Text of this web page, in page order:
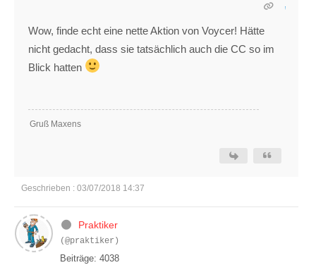
Wow, finde echt eine nette Aktion von Voycer! Hätte
nicht gedacht, dass sie tatsächlich auch die CC so im
Blick hatten
Gruß Maxens
Geschrieben : 03/07/2018 14:37
Praktiker
(@praktiker)
Beiträge: 4038